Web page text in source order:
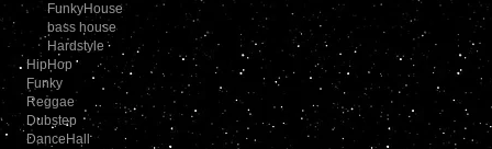
FunkyHouse
bass house
Hardstyle
HipHop
Funky
Reggae
Dubstep
DanceHall